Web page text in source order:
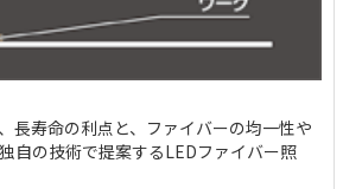
長寿命の利点と、ファイバーの均一性や
自の技術で提案するLEDファイバー照